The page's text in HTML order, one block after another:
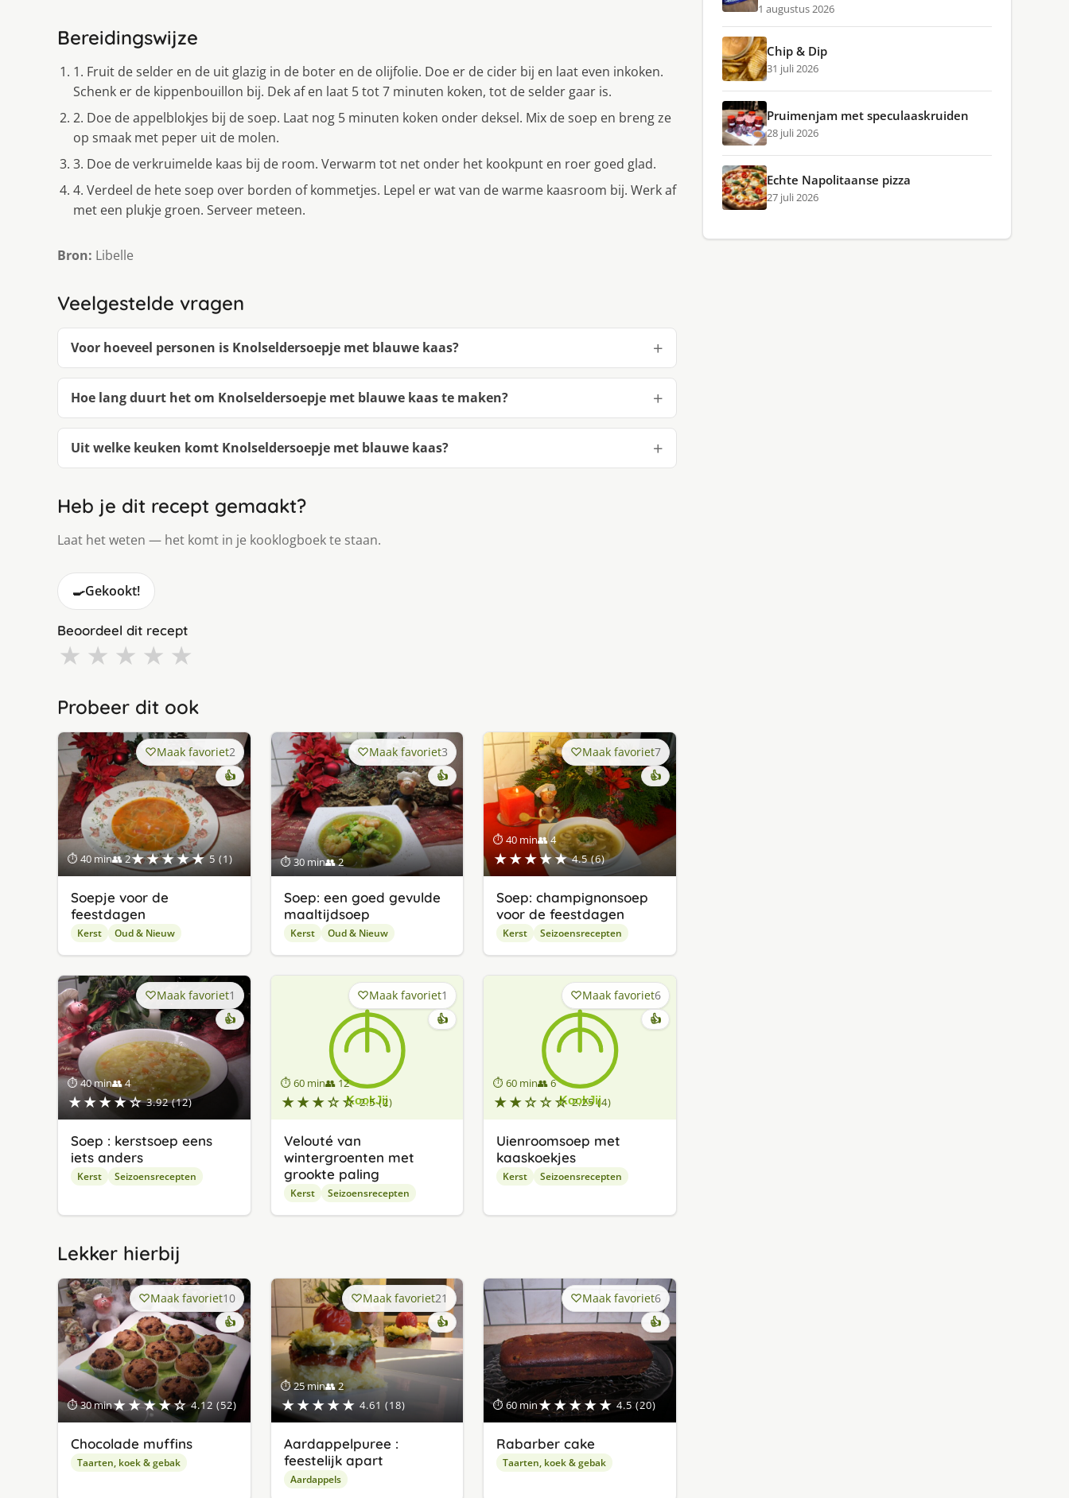
Bereidingswijze
1. Fruit de selder en de uit glazig in de boter en de olijfolie. Doe er de cider bij en laat even inkoken.
Schenk er de kippenbouillon bij. Dek af en laat 5 tot 7 minuten koken, tot de selder gaar is.
2. Doe de appelblokjes bij de soep. Laat nog 5 minuten koken onder deksel. Mix de soep en breng ze
op smaak met peper uit de molen.
3. Doe de verkruimelde kaas bij de room. Verwarm tot net onder het kookpunt en roer goed glad.
4. Verdeel de hete soep over borden of kommetjes. Lepel er wat van de warme kaasroom bij. Werk af
met een plukje groen. Serveer meteen.
Bron: Libelle
Veelgestelde vragen
Voor hoeveel personen is Knolseldersoepje met blauwe kaas?
Hoe lang duurt het om Knolseldersoepje met blauwe kaas te maken?
Uit welke keuken komt Knolseldersoepje met blauwe kaas?
Heb je dit recept gemaakt?
Laat het weten — het komt in je kooklogboek te staan.
🍳Gekookt!
Beoordeel dit recept
★ ★ ★ ★ ★
Probeer dit ook
⏱ 40 min👥 2★★★★★ 5 (1)
Maak favoriet2
👍
Soepje voor de
feestdagen
Kerst Oud & Nieuw
⏱ 30 min👥 2
Maak favoriet3
👍
Soep: een goed gevulde
maaltijdsoep
Kerst Oud & Nieuw
⏱ 40 min👥 4
★★★★★ 4.5 (6)
Maak favoriet7
👍
Soep: champignonsoep
voor de feestdagen
Kerst Seizoensrecepten
⏱ 40 min👥 4
★★★★☆ 3.92 (12)
Maak favoriet1
👍
Soep : kerstsoep eens
iets anders
Kerst Seizoensrecepten
⏱ 60 min👥 12
★★★☆☆ 2.5 (2)
Maak favoriet1
👍
Velouté van
wintergroenten met
grookte paling
Kerst Seizoensrecepten
⏱ 60 min👥 6
★★☆☆☆ 2.25 (4)
Maak favoriet6
👍
Uienroomsoep met
kaaskoekjes
Kerst Seizoensrecepten
Lekker hierbij
⏱ 30 min★★★★☆ 4.12 (52)
Maak favoriet10
👍
Chocolade muffins
Taarten, koek & gebak
⏱ 25 min👥 2
★★★★★ 4.61 (18)
Maak favoriet21
👍
Aardappelpuree :
feestelijk apart
Aardappels
⏱ 60 min★★★★★ 4.5 (20)
Maak favoriet6
👍
Rabarber cake
Taarten, koek & gebak
1 augustus 2026
Chip & Dip
31 juli 2026
Pruimenjam met speculaaskruiden
28 juli 2026
Echte Napolitaanse pizza
27 juli 2026